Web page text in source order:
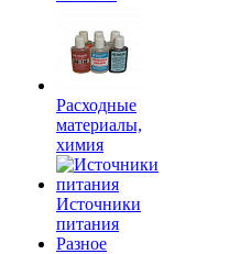
Расходные
материалы,
химия
Источники
питания
Разное